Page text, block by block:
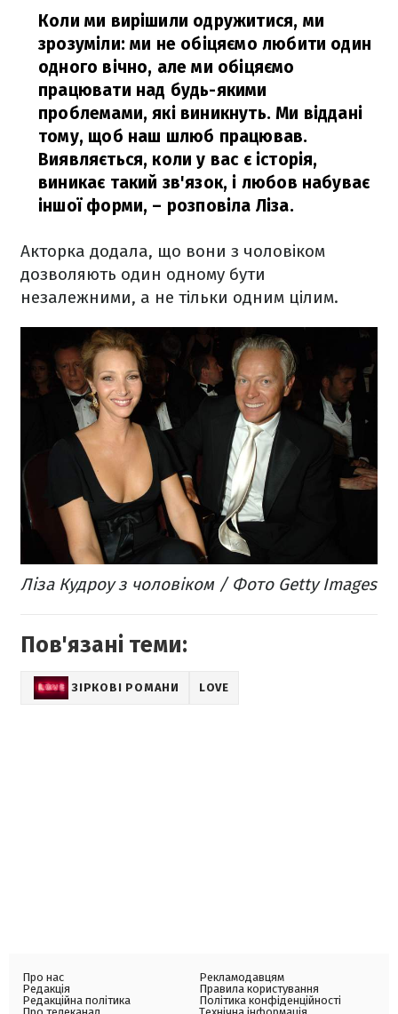
Коли ми вирішили одружитися, ми
зрозуміли: ми не обіцяємо любити один
одного вічно, але ми обіцяємо
працювати над будь-якими
проблемами, які виникнуть. Ми віддані
тому, щоб наш шлюб працював.
Виявляється, коли у вас є історія,
виникає такий зв'язок, і любов набуває
іншої форми, – розповіла Ліза.
Акторка додала, що вони з чоловіком
дозволяють один одному бути
незалежними, а не тільки одним цілим.
Ліза Кудроу з чоловіком / Фото Getty Images
Пов'язані теми:
ЗІРКОВІ РОМАНИ LOVE
Про нас
Редакція
Редакційна політика
Рекламодавцям
Правила користування
Політика конфіденційності